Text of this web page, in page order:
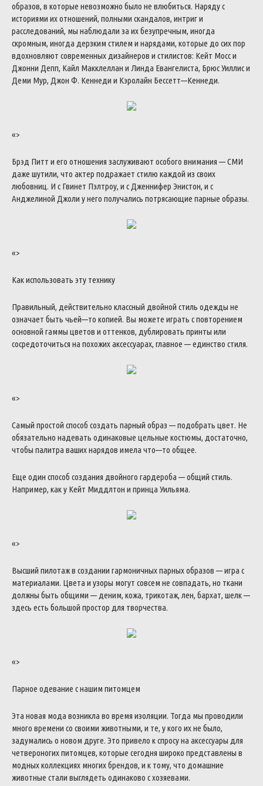
образов, в которые невозможно было не влюбиться. Нарядус
историями ихотношений, полными скандалов, интриги
расследований, мы наблюдали за ихбезупречным, иногда
скромным, иногда дерзким стилем и нарядами, которые до сихпор
вдохновляют современных дизайнеров и стилистов: Кейт Мосси
Джонни Депп, Кайл Макклеллан и Линда Евангелиста, БрюсУиллиси
Деми Мур, Джон Ф. Кеннеди и Кэролайн Бессетт—Кеннеди.
«>
Брэд Питт и его отношения заслуживают особого внимания —СМИ
даже шутили, что актер подражает стилю каждой из своих
любовниц. И с Гвинет Пэлтроу, и с Дженнифер Энистон, и с
Анджелиной Джоли унего получались потрясающие парные образы.
«>
Какиспользовать эту технику
Правильный, действительно классный двойной стиль одежды не
означает быть чьей—то копией. Вы можете играть сповторением
основной гаммы цветов и оттенков, дублировать принты или
сосредоточиться на похожихаксессуарах, главное —единство стиля.
«>
Самый простой способ создать парный образ —подобрать цвет. Не
обязательно надевать одинаковые цельные костюмы, достаточно,
чтобы палитра вашихнарядов имела что—то общее.
Еще один способ создания двойного гардероба —общий стиль.
Например, каку Кейт Миддлтон и принца Уильяма.
«>
Высший пилотажв создании гармоничныхпарныхобразов —игра с
материалами. Цвета и узоры могут совсем не совпадать, но ткани
должны быть общими — деним, кожа, трикотаж, лен, бархат, шелк—
здесь есть большой простор для творчества.
«>
Парное одевание снашим питомцем
Эта новая мода возникла во время изоляции. Тогда мы проводили
много времени со своими животными, и те, укого ихне было,
задумались о новом друге. Это привело кспросуна аксессуары для
четвероногихпитомцев, которые сегодня широко представлены в
модныхколлекциях многихбрендов, и к тому, что домашние
животные стали выглядеть одинаково схозяевами.